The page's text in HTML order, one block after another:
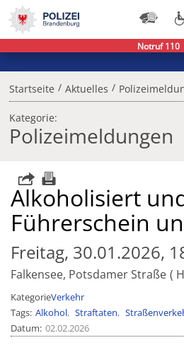
Startseite / Aktuelles /
Kategorie:
Polizeimeldungen
Alkoholisiert
Führerschein
Freitag, 30.01.2026,
Falkensee, Potsdamer Straße
KategorieVerkehr
Tags Alkohol Straftaten
Datum 02.02.2026
Notruf 110